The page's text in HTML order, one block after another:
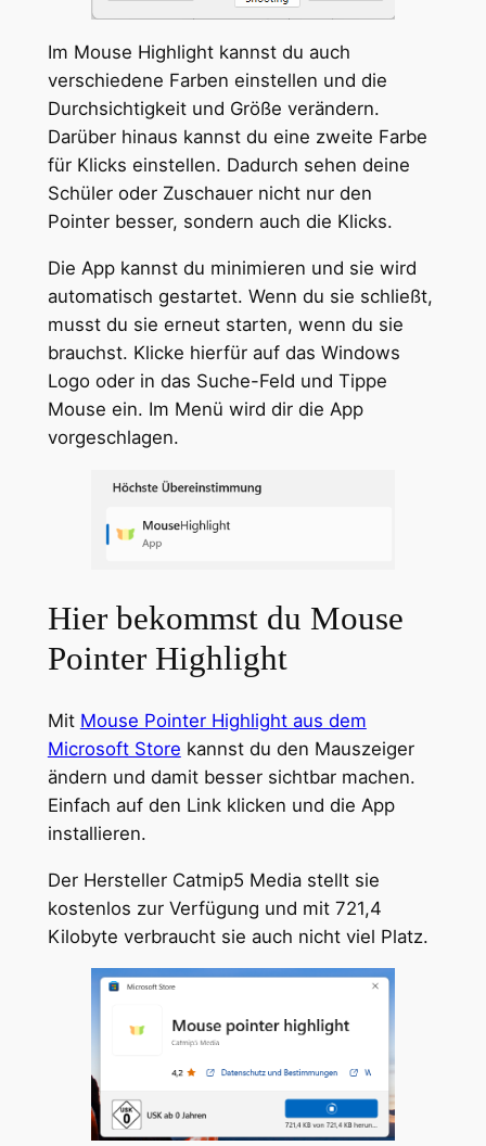
Im Mouse Highlight kannst du auch
verschiedene Farben einstellen und die
Durchsichtigkeit und Größe verändern.
Darüber hinaus kannst du eine zweite Farbe
für Klicks einstellen. Dadurch sehen deine
Schüler oder Zuschauer nicht nur den
Pointer besser, sondern auch die Klicks.
Die App kannst du minimieren und sie wird
automatisch gestartet. Wenn du sie schließt,
musst du sie erneut starten, wenn du sie
brauchst. Klicke hierfür auf das Windows
Logo oder in das Suche-Feld und Tippe
Mouse ein. Im Menü wird dir die App
vorgeschlagen.
Hier bekommst du Mouse
Pointer Highlight
Mit Mouse Pointer Highlight aus dem
Microsoft Store kannst du den Mauszeiger
ändern und damit besser sichtbar machen.
Einfach auf den Link klicken und die App
installieren.
Der Hersteller Catmip5 Media stellt sie
kostenlos zur Verfügung und mit 721,4
Kilobyte verbraucht sie auch nicht viel Platz.